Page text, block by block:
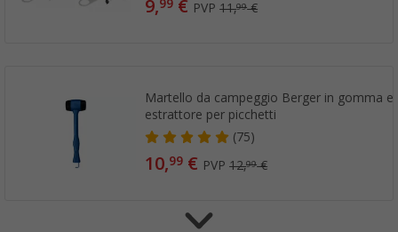
9,99 € PVP11,99€
Martello da campeggio Berger in gomma e
estrattore per picchetti
(75)
10,99 € PVP12,99€